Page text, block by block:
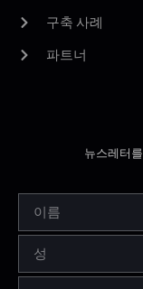
구축 사례
파트너
뉴스레터